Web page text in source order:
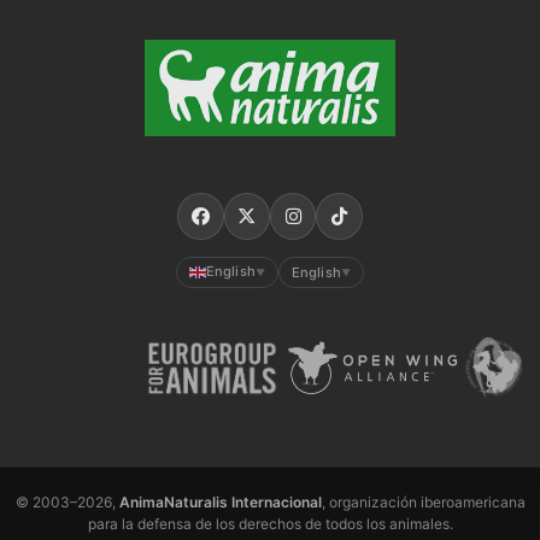
English ▼ English ▼
© 2003–2026, AnimaNaturalis Internacional, organización iberoamericana
para la defensa de los derechos de todos los animales.